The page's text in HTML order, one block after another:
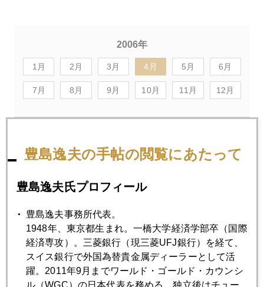
2006年
1月 2月 3月 4月 5月 6月
7月 8月 9月 10月 11月 12月
中国利上げ、バーナンキ初証言、銀ＥＴＦ認可
2006年04月26日
2006年04月25日
ドル急落、金も急落
豊島逸夫の手帖の閲覧にあたって
豊島逸夫氏プロフィール
豊島逸夫事務所代表。
1948年、東京都生まれ。一橋大学経済学部卒（国際
経済専攻）。三菱銀行（現三菱UFJ銀行）を経て、
スイス銀行で外国為替貴金属ディーラーとして活
躍。2011年9月までワールド・ゴールド・カウンシ
ル（WGC）の日本代表を務める。独立後はチュー